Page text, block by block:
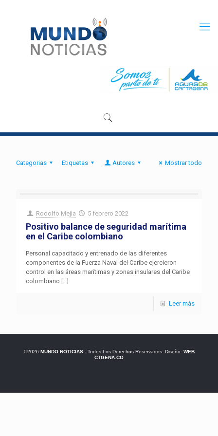
Categorias Etiquetas Autores Mostrar todo
Rodolfo Mejia 5 febrero 2022
Positivo balance de seguridad marítima
en el Caribe colombiano
Personal capacitado y entrenado de las diferentes
componentes de la Fuerza Naval del Caribe ejercieron
control en las áreas marítimas y zonas insulares del Caribe
colombiano […]
Leer más
©2026 MUNDO NOTICIAS- Todos Los Derechos Reservados. Diseño: WEB
CTGENA.CO